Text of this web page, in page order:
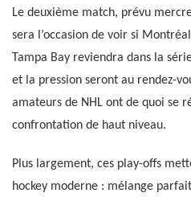
Le deuxième match, prévu
sera l’occasion de voir si
Tampa Bay reviendra dans la
et la pression seront au rendez-
amateurs de NHL ont de quoi se
confrontation de haut niveau.
Plus largement, ces play-offs
hockey moderne : mélange